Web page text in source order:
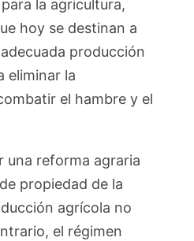
la agricultura,
hoy se destinan a
producción
eliminar la
el hambre y el
una reforma agraria
propiedad de la
agrícola no
el régimen